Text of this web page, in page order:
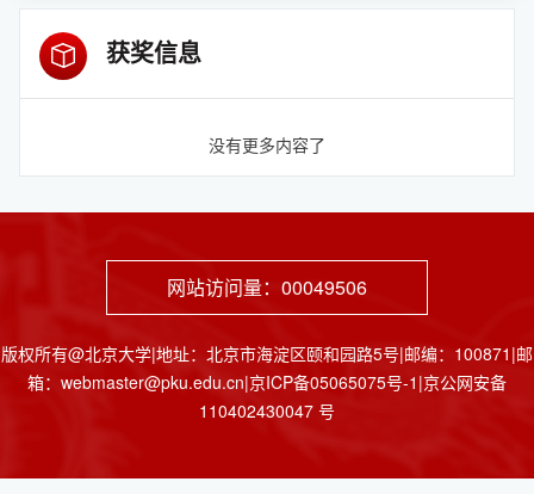
获奖信息
没有更多内容了
网站访问量： 00049506
版权所有@北京大学|地址：北京市海淀区颐和园路5号|邮编：100871|邮
箱：webmaster@pku.edu.cn|京ICP备05065075号-1|京公网安备
110402430047 号